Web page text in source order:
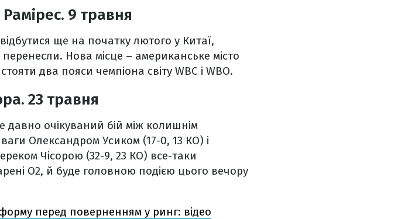
9 травня
ще на початку лютого у Китаї,
Нова місце – американське місто
два пояси чемпіона світу WBC і WBO.
23 травня
давно очікуваний бій між колишнім
Олександром Усиком (17-0, 13 КО) і
Чісорою (32-9, 23 КО) все-таки
O2, й буде головною подією цього вечору
перед поверненням у ринг: відео